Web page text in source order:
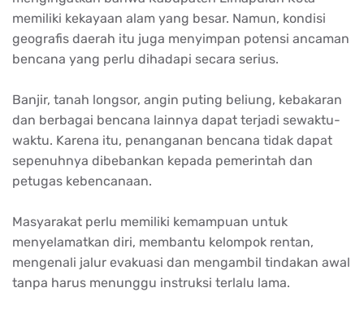
memiliki kekayaan alam yang besar. Namun, kondisi
geografis daerah itu juga menyimpan potensi ancaman
bencana yang perlu dihadapi secara serius.
Banjir, tanah longsor, angin puting beliung, kebakaran
dan berbagai bencana lainnya dapat terjadi sewaktu-
waktu. Karena itu, penanganan bencana tidak dapat
sepenuhnya dibebankan kepada pemerintah dan
petugas kebencanaan.
Masyarakat perlu memiliki kemampuan untuk
menyelamatkan diri, membantu kelompok rentan,
mengenali jalur evakuasi dan mengambil tindakan awal
tanpa harus menunggu instruksi terlalu lama.